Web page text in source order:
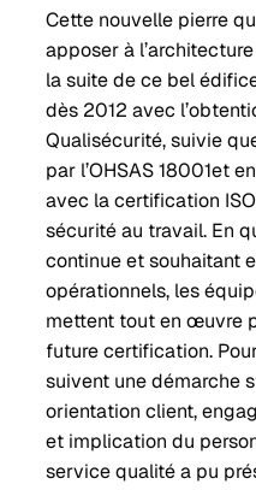
Cette nouvelle pierre
apposer à
la suite de ce bel
dès 2012 avec
Qualisécurité, suivie
par l’OHSAS 18001et
avec la certification
sécurité au travail. En
continue et souhaitant
opérationnels, les
mettent tout en œuvre
future certification.
suivent une démarche
orientation client,
et implication du
service qualité a pu